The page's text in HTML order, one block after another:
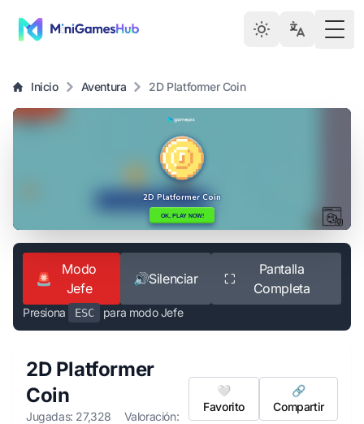
Inicio Aventura 2D Platformer Coin
🚨
Modo
Jefe
🔊Silenciar ⛶
Pantalla
Completa
Presiona ESC para modo Jefe
2D Platformer
Coin
Jugadas: 27,328
Valoración:
🤍
Favorito
🔗
Compartir